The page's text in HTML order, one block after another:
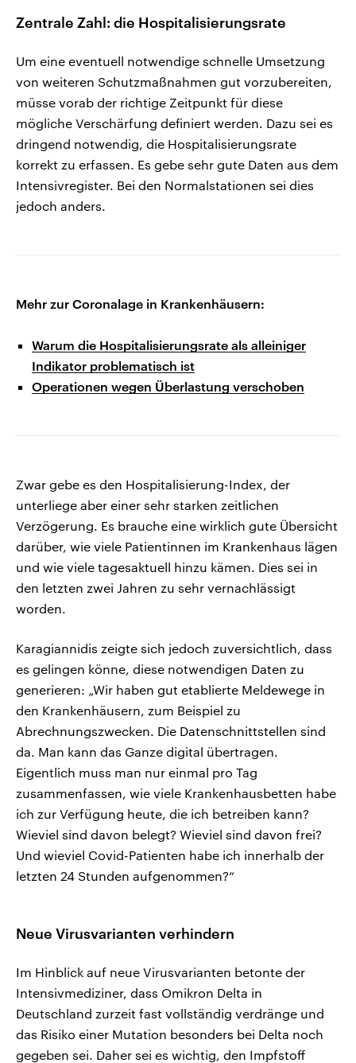
Zentrale Zahl: die Hospitalisierungsrate
Um eine eventuell notwendige schnelle Umsetzung
von weiteren Schutzmaßnahmen gut vorzubereiten,
müsse vorab der richtige Zeitpunkt für diese
mögliche Verschärfung definiert werden. Dazu sei es
dringend notwendig, die Hospitalisierungsrate
korrekt zu erfassen. Es gebe sehr gute Daten aus dem
Intensivregister. Bei den Normalstationen sei dies
jedoch anders.
Mehr zur Coronalage in Krankenhäusern:
Warum die Hospitalisierungsrate als alleiniger
Indikator problematisch ist
Operationen wegen Überlastung verschoben
Zwar gebe es den Hospitalisierung-Index, der
unterliege aber einer sehr starken zeitlichen
Verzögerung. Es brauche eine wirklich gute Übersicht
darüber, wie viele Patientinnen im Krankenhaus lägen
und wie viele tagesaktuell hinzu kämen. Dies sei in
den letzten zwei Jahren zu sehr vernachlässigt
worden.
Karagiannidis zeigte sich jedoch zuversichtlich, dass
es gelingen könne, diese notwendigen Daten zu
generieren: „Wir haben gut etablierte Meldewege in
den Krankenhäusern, zum Beispiel zu
Abrechnungszwecken. Die Datenschnittstellen sind
da. Man kann das Ganze digital übertragen.
Eigentlich muss man nur einmal pro Tag
zusammenfassen, wie viele Krankenhausbetten habe
ich zur Verfügung heute, die ich betreiben kann?
Wieviel sind davon belegt? Wieviel sind davon frei?
Und wieviel Covid-Patienten habe ich innerhalb der
letzten 24 Stunden aufgenommen?“
Neue Virusvarianten verhindern
Im Hinblick auf neue Virusvarianten betonte der
Intensivmediziner, dass Omikron Delta in
Deutschland zurzeit fast vollständig verdränge und
das Risiko einer Mutation besonders bei Delta noch
gegeben sei. Daher sei es wichtig, den Impfstoff